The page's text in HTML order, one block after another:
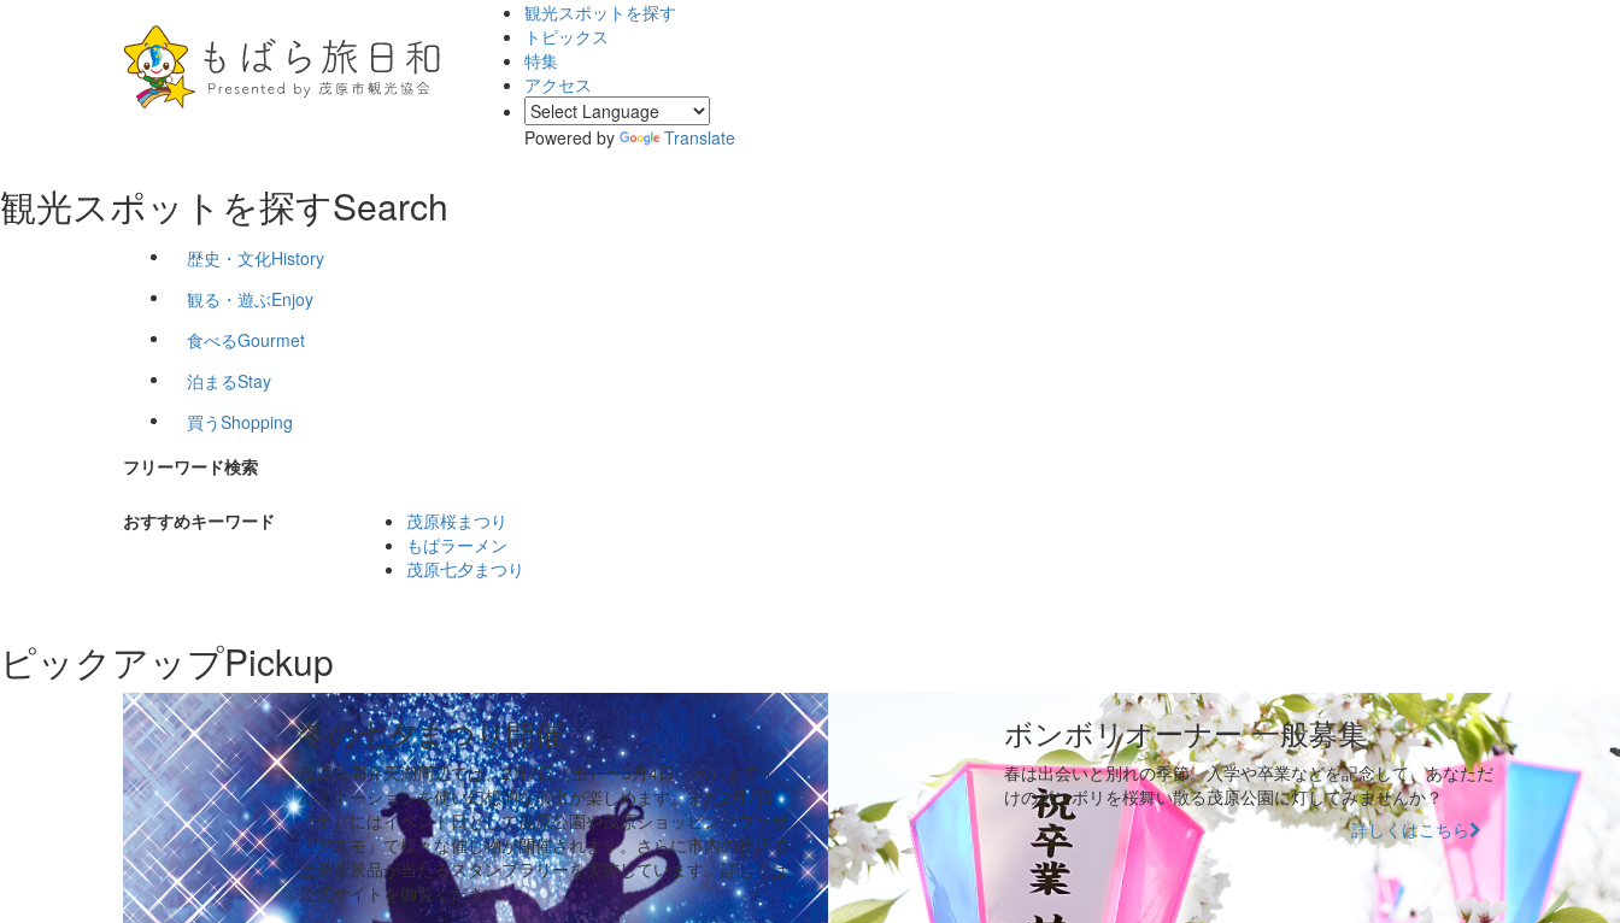
観光スポットを探す
トピックス
特集
アクセス
Powered by Translate
観光スポットを探すSearch
歴史・文化History
観る・遊ぶEnjoy
食べるGourmet
泊まるStay
買うShopping
フリーワード検索
おすすめキーワード
茂原桜まつり
もばラーメン
茂原七夕まつり
ピックアップPickup
冬の七夕まつり開催
茂原公園弁天湖周辺では、2月7日（土）〜3月4日（水）までイ
ルミネーションを使い幻想的な演出が楽しめます。また2月7日
（土）にはイベント日として茂原公園や茂原ショッピングプラザ
「アスモ」で様々な催し物が開催されます。さらに市内の商店で
は豪華景品が当たるスタンプラリーを実施しています。詳しくは
公式サイトを御覧ください。
ボンボリオーナー 一般募集
春は出会いと別れの季節。入学や卒業などを記念して、あなただ
けのボンボリを桜舞い散る茂原公園に灯してみませんか？
詳しくはこちら